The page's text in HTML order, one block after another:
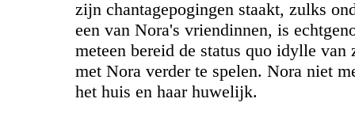
zijn chantagepogingen staakt, zulks
een van Nora's vriendinnen, is
meteen bereid de status quo idylle
met Nora verder te spelen. Nora niet
het huis en haar huwelijk.